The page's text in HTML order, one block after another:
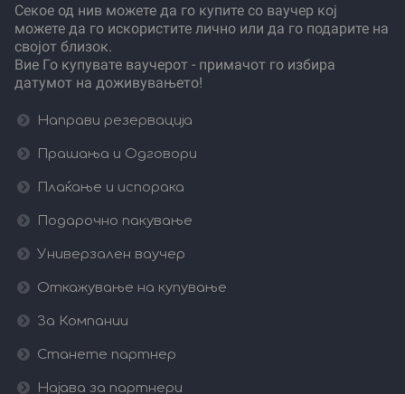
Секое од нив можете да го купите со ваучер кој
можете да го искористите лично или да го подарите на
својот близок.
Вие Го купувате ваучерот - примачот го избира
датумот на доживувањето!
Направи резервација
Прашања и Одговори
Плаќање и испорака
Подарочно пакување
Универзален ваучер
Откажување на купување
За Компании
Станете партнер
Најава за партнери